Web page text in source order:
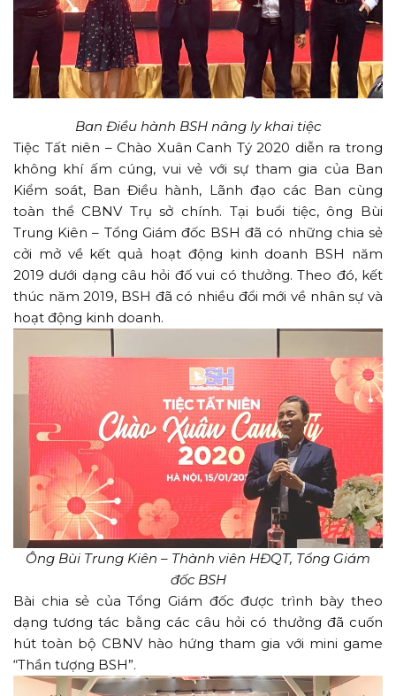
Ban Điều hành BSH nâng ly khai tiệc
Tiệc Tất niên – Chào Xuân Canh Tý 2020 diễn ra trong
không khí ấm cúng, vui vẻ với sự tham gia của Ban
Kiểm soát, Ban Điều hành, Lãnh đạo các Ban cùng
toàn thể CBNV Trụ sở chính. Tại buổi tiệc, ông Bùi
Trung Kiên – Tổng Giám đốc BSH đã có những chia sẻ
cởi mở về kết quả hoạt động kinh doanh BSH năm
2019 dưới dạng câu hỏi đố vui có thưởng. Theo đó, kết
thúc năm 2019, BSH đã có nhiều đổi mới về nhân sự và
hoạt động kinh doanh.
Ông Bùi Trung Kiên – Thành viên HĐQT, Tổng Giám
đốc BSH
Bài chia sẻ của Tổng Giám đốc được trình bày theo
dạng tương tác bằng các câu hỏi có thưởng đã cuốn
hút toàn bộ CBNV hào hứng tham gia với mini game
“Thần tượng BSH”.